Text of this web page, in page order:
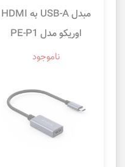
مبدل USB-A به HDMI
اوریکو مدل PE-P1
ناموجود